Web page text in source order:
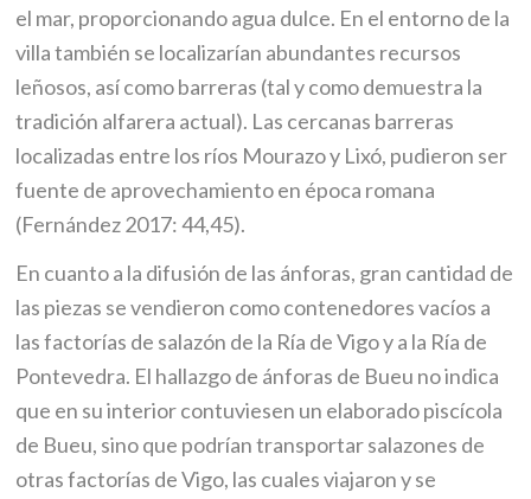
el mar, proporcionando agua dulce. En el entorno de la
villa también se localizarían abundantes recursos
leñosos, así como barreras (tal y como demuestra la
tradición alfarera actual). Las cercanas barreras
localizadas entre los ríos Mourazo y Lixó, pudieron ser
fuente de aprovechamiento en época romana
(Fernández 2017: 44,45).
En cuanto a la difusión de las ánforas, gran cantidad de
las piezas se vendieron como contenedores vacíos a
las factorías de salazón de la Ría de Vigo y a la Ría de
Pontevedra. El hallazgo de ánforas de Bueu no indica
que en su interior contuviesen un elaborado piscícola
de Bueu, sino que podrían transportar salazones de
otras factorías de Vigo, las cuales viajaron y se